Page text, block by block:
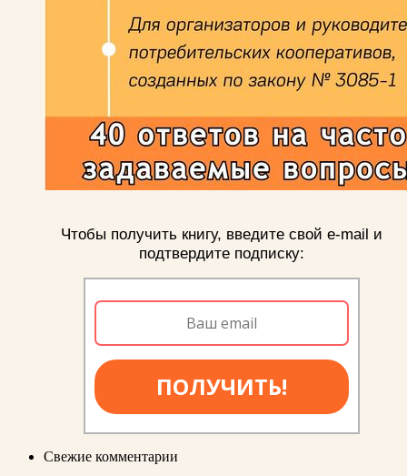
Чтобы получить книгу, введите свой e-mail и
подтвердите подписку:
ПОЛУЧИТЬ!
Свежие комментарии